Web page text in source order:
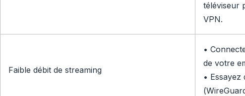
téléviseur
VPN.
Faible débit de streaming
•
de votre
•